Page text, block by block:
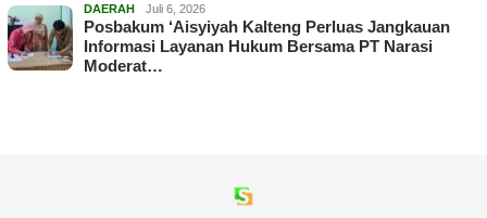
DAERAH Juli 6, 2026
Posbakum ‘Aisyiyah Kalteng Perluas Jangkauan
Informasi Layanan Hukum Bersama PT Narasi
Moderat…